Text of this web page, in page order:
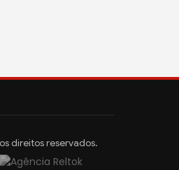
direitos reservados.